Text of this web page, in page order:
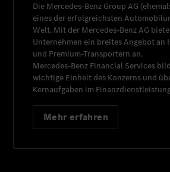
Die Mercedes-Benz Group AG
eines der erfolgreichsten
Welt. Mit der Mercedes-Benz AG
Unternehmen ein breites Angebot an
und Premium-Transportern an.
Mercedes-Benz Financial Services
wichtige Einheit des Konzerns und
Kernaufgaben im
Mehr erfahren